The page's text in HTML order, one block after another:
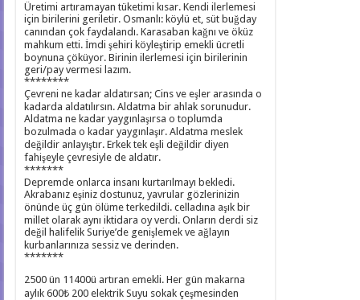
Üretimi artıramayan tüketimi kısar. Kendi ilerlemesi
için birilerini geriletir. Osmanlı: köylü et, süt buğday
canından çok faydalandı. Karasaban kağnı ve öküz
mahkum etti. İmdi şehiri köyleştirip emekli ücretli
boynuna çöküyor. Birinin ilerlemesi için birilerinin
geri/pay vermesi lazım.
********
Çevreni ne kadar aldatırsan; Cins ve eşler arasında o
kadarda aldatılırsın. Aldatma bir ahlak sorunudur.
Aldatma ne kadar yaygınlaşırsa o toplumda
bozulmada o kadar yaygınlaşır. Aldatma meslek
değildir anlayıştır. Erkek tek eşli değildir diyen
fahişeyle çevresiyle de aldatır.
*******
Depremde onlarca insanı kurtarılmayı bekledi.
Akrabanız eşiniz dostunuz, yavrular gözlerinizin
önünde üç gün ölüme terkedildi. celladına aşık bir
millet olarak aynı iktidara oy verdi. Onların derdi siz
değil halifelik Suriye’de genişlemek ve ağlayın
kurbanlarınıza sessiz ve derinden.
*******
2500 ün 11400ü artıran emekli. Her gün makarna
aylık 600₺ 200 elektrik Suyu sokak çeşmesinden